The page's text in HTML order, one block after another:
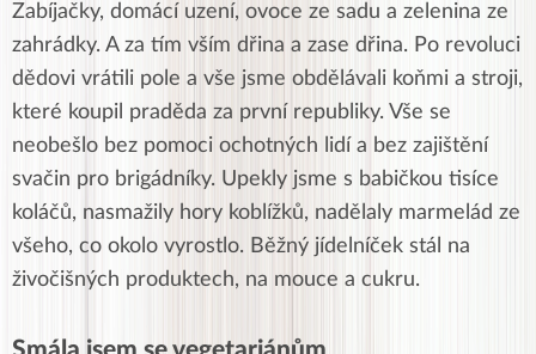
Zabíjačky, domácí uzení, ovoce ze sadu a zelenina ze
zahrádky. A za tím vším dřina a zase dřina. Po revoluci
dědovi vrátili pole a vše jsme obdělávali koňmi a stroji,
které koupil praděda za první republiky. Vše se
neobešlo bez pomoci ochotných lidí a bez zajištění
svačin pro brigádníky. Upekly jsme s babičkou tisíce
koláčů, nasmažily hory koblížků, nadělaly marmelád ze
všeho, co okolo vyrostlo. Běžný jídelníček stál na
živočišných produktech, na mouce a cukru.